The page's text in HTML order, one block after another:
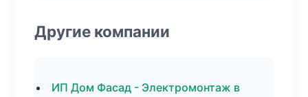
Другие компании
ИП Дом Фасад - Электромонтаж в